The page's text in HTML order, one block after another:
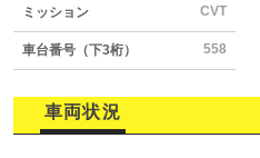
ミッション CVT
車台番号（下3桁） 558
車両状況